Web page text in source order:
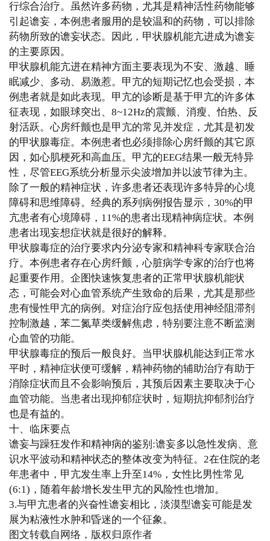
行综合治疗。虽然许多药物，尤其是精神活性药物能够
引起谵妄，本例患者服用的是较温和的药物，可以排除
药物所致的谵妄状态。因此，甲状腺机能亢进成为谵妄
的主要原因。
甲状腺机能亢进在精神方面主要表现为不安、激越、睡
眠减少、多动、易激惹。甲亢的短期记忆也会受损，本
例患者就是如此表现。甲亢的诊断是基于甲亢的许多体
征表现，如眼球突出、8~12Hz的震颤、消瘦、怕热、反
射活跃。心房纤颤也是甲亢的常见并发症，尤其是初发
的甲状腺毒症。本例患者也必须排除心房纤颤的其它原
因，如心肌梗死和高血压。甲亢的EEG结果一般无特异
性，尽管EEG系统分析显示尖波增加并以波节律为主。
除了一般的精神症状，许多患者还表现许多特异的心境
障碍和思维障碍。经典的系列病例报告显示，30%的甲
亢患者有心境障碍，11%的患者出现精神病症状。本例
患者出现妄想症状就是很好的解释。
甲状腺毒症的治疗要求内分泌专家和精神科专家联合治
疗。本例患者存在心房纤颤，心脏病学专家的治疗也将
起重要作用。企图快速恢复患者的正常甲状腺机能状
态，可能会对心血管系统产生致命的后果，尤其是那些
患有慢性甲亢的病例。对症治疗应包括使用神经阻滞剂
控制激越，苯二氮草类缓解焦虑，特别要注意不断监测
心血管的功能。
甲状腺毒症的预后一般良好。当甲状腺机能达到正常水
平时，精神症状便可缓解，精神药物的辅助治疗有助于
消除症状而且不会影响预后，其预后因素主要取决于心
血管功能。当患者出现抑郁症状时，短期抗抑郁剂治疗
也是有益的。
十、临床要点
谵妄与躁狂发作和精神病的鉴别:谵妄多以急性发病、意
识水平波动和精神状态的整体改变为特征。2在住院的老
年患者中，甲亢发生率上升至14%，女性比男性常见
(6:1)，随着年龄增长发生甲亢的风险性也增加。
3.与甲亢患者的兴奋性谵妄相比，淡漠型谵妄可能是发
展为粘液性水肿和昏迷的一个征象。
图文转载自网络，版权归原作者